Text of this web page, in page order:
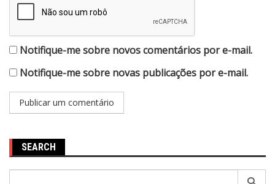
Notifique-me sobre novos comentários por e-mail.
Notifique-me sobre novas publicações por e-mail.
SEARCH